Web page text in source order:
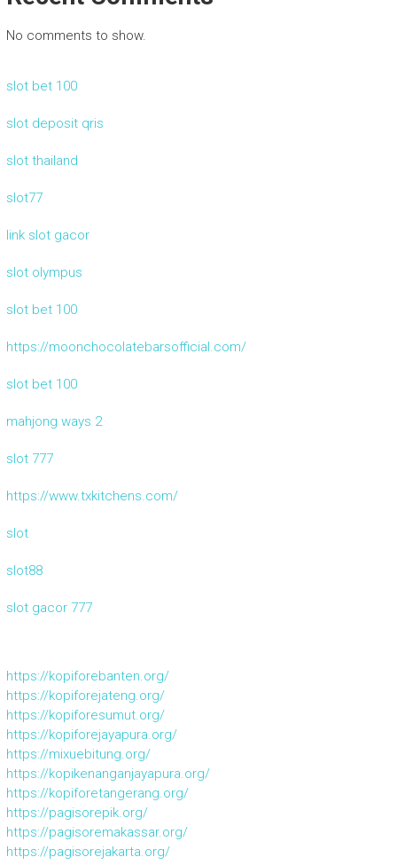
No comments to show.
slot bet 100
slot deposit qris
slot thailand
slot77
link slot gacor
slot olympus
slot bet 100
https://moonchocolatebarsofficial.com/
slot bet 100
mahjong ways 2
slot 777
https://www.txkitchens.com/
slot
slot88
slot gacor 777
https://kopiforebanten.org/
https://kopiforejateng.org/
https://kopiforesumut.org/
https://kopiforejayapura.org/
https://mixuebitung.org/
https://kopikenanganjayapura.org/
https://kopiforetangerang.org/
https://pagisorepik.org/
https://pagisoremakassar.org/
https://pagisorejakarta.org/